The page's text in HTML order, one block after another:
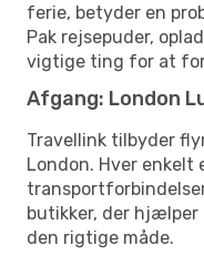
ferie, betyder en
Pak rejsepuder,
vigtige ting for at
Afgang: London
Travellink tilbyder
London. Hver enkelt
butikker, der hjælper
den rigtige måde.